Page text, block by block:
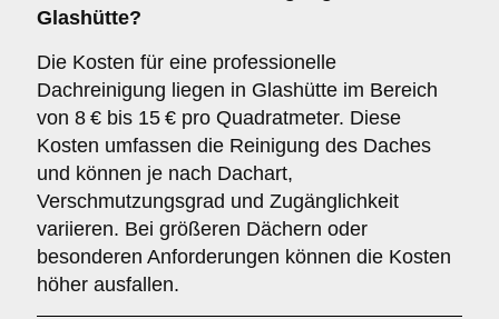
Glashütte?
Die Kosten für eine professionelle
Dachreinigung liegen in Glashütte im Bereich
von 8 € bis 15 € pro Quadratmeter. Diese
Kosten umfassen die Reinigung des Daches
und können je nach Dachart,
Verschmutzungsgrad und Zugänglichkeit
variieren. Bei größeren Dächern oder
besonderen Anforderungen können die Kosten
höher ausfallen.